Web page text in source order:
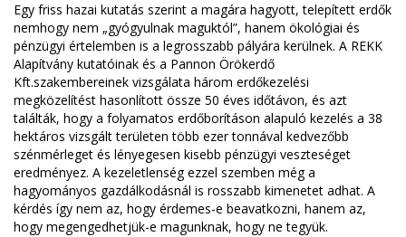
Egy friss hazai kutatás szerint a magára hagyott, telepített erdők
nemhogy nem „gyógyulnak maguktól”, hanem ökológiai és
pénzügyi értelemben is a legrosszabb pályára kerülnek. A REKK
Alapítvány kutatóinak és a Pannon Örökerdő
Kft.szakembereinek vizsgálata három erdőkezelési
megközelítést hasonlított össze 50 éves időtávon, és azt
találták, hogy a folyamatos erdőborításon alapuló kezelés a 38
hektáros vizsgált területen több ezer tonnával kedvezőbb
szénmérleget és lényegesen kisebb pénzügyi veszteséget
eredményez. A kezeletlenség ezzel szemben még a
hagyományos gazdálkodásnál is rosszabb kimenetet adhat. A
kérdés így nem az, hogy érdemes-e beavatkozni, hanem az,
hogy megengedhetjük-e magunknak, hogy ne tegyük.